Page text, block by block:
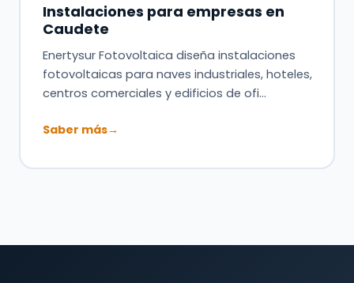
Instalaciones para empresas en
Caudete
Enertysur Fotovoltaica diseña instalaciones
fotovoltaicas para naves industriales, hoteles,
centros comerciales y edificios de ofi…
Saber más→